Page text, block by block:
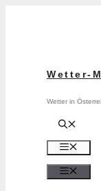
Wetter-
Wetter in